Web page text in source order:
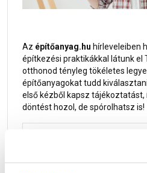
Az építőanyag.hu hírleveleiben
építkezési praktikákkal látunk el
otthonod tényleg tökéletes
építőanyagokat tudd
első kézből kapsz tájékoztatást,
döntést hozol, de spórolhatsz is!
Vezetéknév